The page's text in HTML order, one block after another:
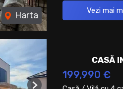
Harta Vezi mai
CASĂ
199,990 €